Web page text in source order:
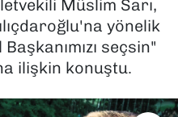
Müslim Sarı,
yönelik
seçsin"
ilişkin konuştu.